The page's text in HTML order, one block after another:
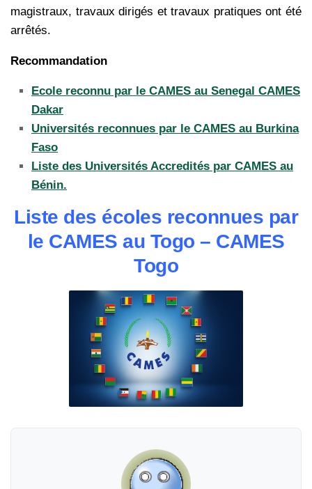
magistraux, travaux dirigés et travaux pratiques ont été
arrêtés.
Recommandation
Ecole reconnu par le CAMES au Senegal CAMES
Dakar
Universités reconnues par le CAMES au Burkina
Faso
Liste des Universités Accredités par CAMES au
Bénin.
Liste des écoles reconnues par
le CAMES au Togo – CAMES
Togo